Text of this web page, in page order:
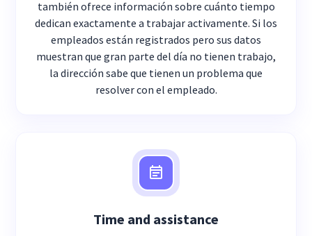
también ofrece información sobre cuánto tiempo
dedican exactamente a trabajar activamente. Si los
empleados están registrados pero sus datos
muestran que gran parte del día no tienen trabajo,
la dirección sabe que tienen un problema que
resolver con el empleado.
Time and assistance